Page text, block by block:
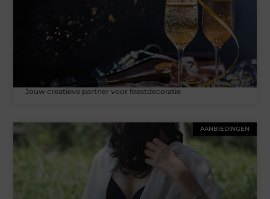
Jouw creatieve partner voor feestdecoratie
AANBIEDINGEN